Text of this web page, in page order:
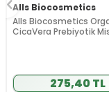
Alls Biocosmetics
Alls Biocosmetics
CicaVera Prebiyotik
275,40 TL